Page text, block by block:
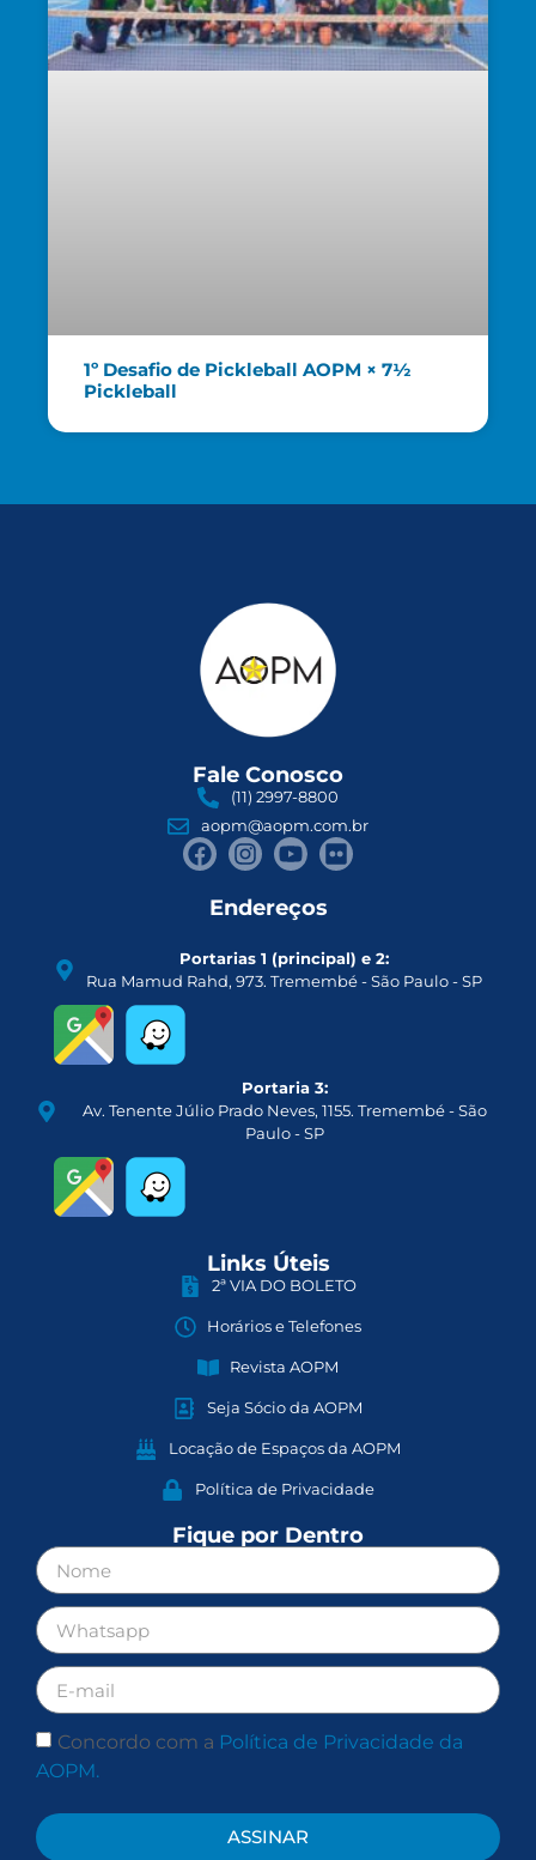
1º Desafio de Pickleball AOPM × 7½
Pickleball
Fale Conosco
(11) 2997-8800
aopm@aopm.com.br
Endereços
Portarias 1 (principal) e 2:
Rua Mamud Rahd, 973. Tremembé - São Paulo - SP
Portaria 3:
Av. Tenente Júlio Prado Neves, 1155. Tremembé - São
Paulo - SP
Links Úteis
2ª VIA DO BOLETO
Horários e Telefones
Revista AOPM
Seja Sócio da AOPM
Locação de Espaços da AOPM
Política de Privacidade
Fique por Dentro
Concordo com a Política de Privacidade da
AOPM.
ASSINAR